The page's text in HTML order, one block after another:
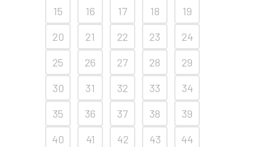
15
16 17 18
19
20
21 22 23
24
25
26 27 28
29
30
31 32 33
34
35
36 37 38
39
40
41 42 43
44